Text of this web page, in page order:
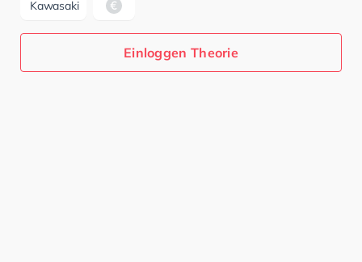
Kawasaki
Einloggen Theorie